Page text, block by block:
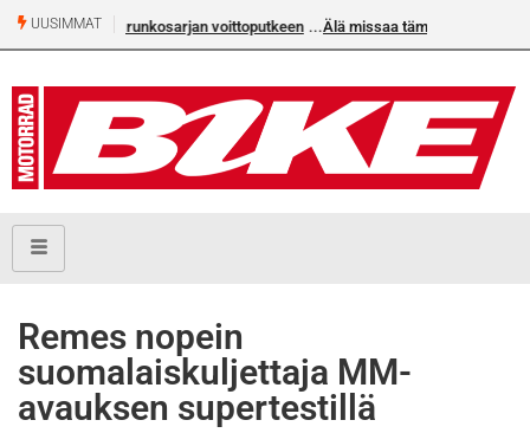
UUSIMMAT
voittoputkeen
Älä missaa tämän kesän suurta Bike-
Remes nopein
suomalaiskuljettaja MM-
avauksen supertestillä